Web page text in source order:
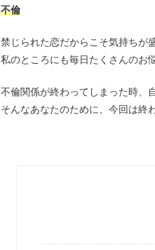
不倫
禁じられた恋だからこそ気持ちが
私のところにも毎日たくさんのお
不倫関係が終わってしまった時、
そんなあなたのために、今回は終